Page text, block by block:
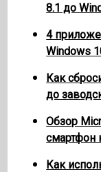
8.1 до
4
Windows
Как
до
Обзор
смартфон
Как